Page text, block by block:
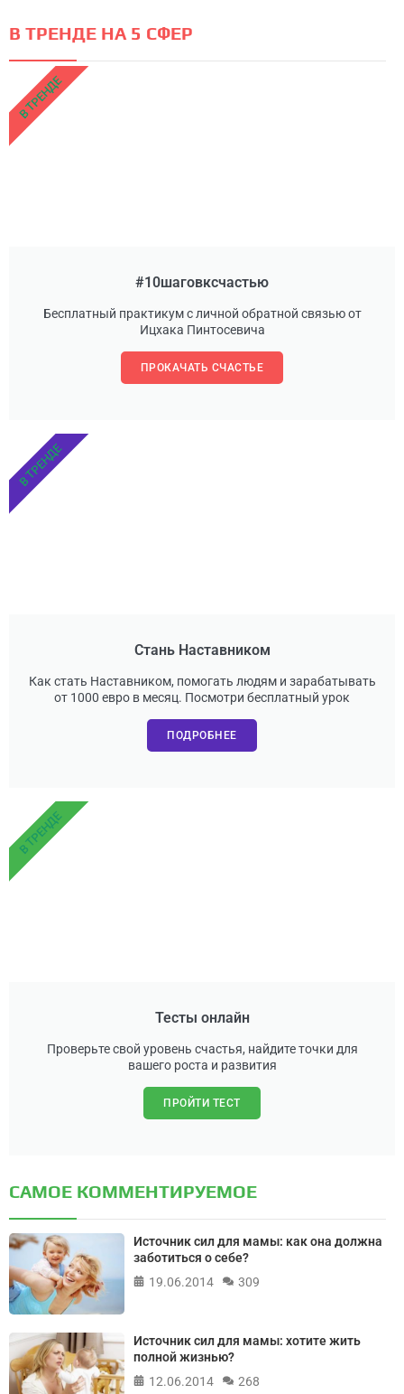
В ТРЕНДЕ НА 5 СФЕР
#10шаговксчастью
Бесплатный практикум с личной обратной связью от
Ицхака Пинтосевича
ПРОКАЧАТЬ СЧАСТЬЕ
В ТРЕНДЕ
Стань Наставником
Как стать Наставником, помогать людям и зарабатывать
от 1000 евро в месяц. Посмотри бесплатный урок
ПОДРОБНЕЕ
В ТРЕНДЕ
Тесты онлайн
Проверьте свой уровень счастья, найдите точки для
вашего роста и развития
ПРОЙТИ ТЕСТ
В ТРЕНДЕ
САМОЕ КОММЕНТИРУЕМОЕ
Источник сил для мамы: как она должна
заботиться о себе?
19.06.2014
309
Источник сил для мамы: хотите жить
полной жизнью?
12.06.2014
268